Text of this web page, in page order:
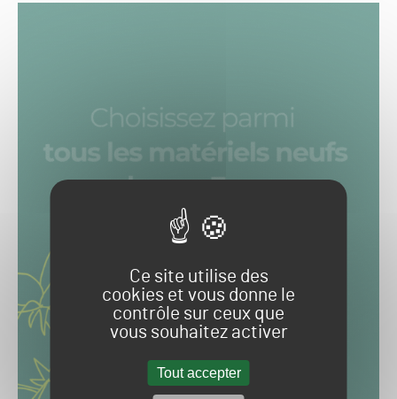
Ce site utilise des
cookies et vous donne le
contrôle sur ceux que
vous souhaitez activer
Tout accepter